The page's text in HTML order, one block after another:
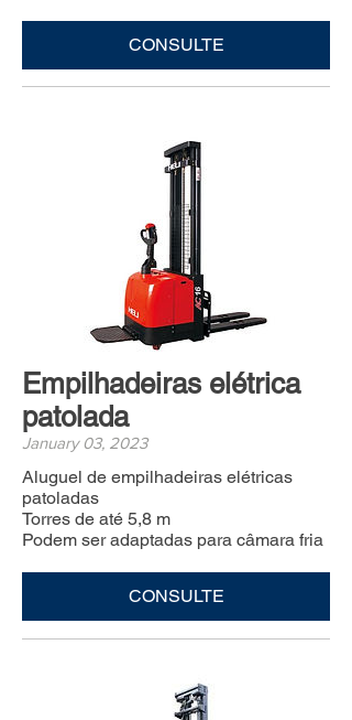
CONSULTE
Empilhadeiras elétrica
patolada
January 03, 2023
Aluguel de empilhadeiras elétricas
patoladas
Torres de até 5,8 m
Podem ser adaptadas para câmara fria
CONSULTE